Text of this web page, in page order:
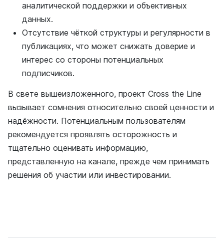
аналитической поддержки и объективных
данных.
Отсутствие чёткой структуры и регулярности в
публикациях, что может снижать доверие и
интерес со стороны потенциальных
подписчиков.
В свете вышеизложенного, проект Cross the Line
вызывает сомнения относительно своей ценности и
надёжности. Потенциальным пользователям
рекомендуется проявлять осторожность и
тщательно оценивать информацию,
представленную на канале, прежде чем принимать
решения об участии или инвестировании.